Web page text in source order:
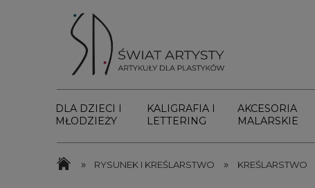
DLA DZIECI I
MŁODZIEŻY
KALIGRAFIA I
LETTERING
AKCESORIA
MALARSKIE
» RYSUNEK I KREŚLARSTWO » KREŚLARSTWO